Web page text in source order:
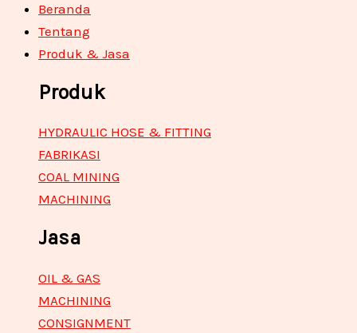
Beranda
Tentang
Produk & Jasa
Produk
HYDRAULIC HOSE & FITTING
FABRIKASI
COAL MINING
MACHINING
Jasa
OIL & GAS
MACHINING
CONSIGNMENT